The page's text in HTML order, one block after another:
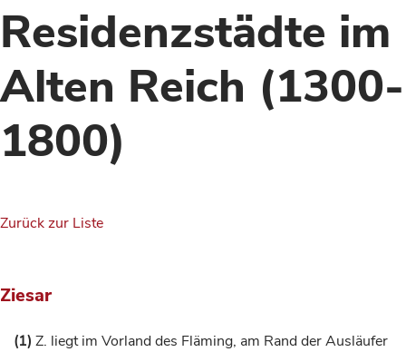
Residenzstädte im
Alten Reich (1300-
1800)
Zurück zur Liste
Ziesar
(1) Z. liegt im Vorland des Fläming, am Rand der Ausläufer